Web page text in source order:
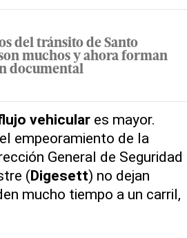
del tránsito de Santo
muchos y ahora forman
documental
vehicular es mayor.
empeoramiento de la
General de Seguridad
(Digesett) no dejan
mucho tiempo a un carril,